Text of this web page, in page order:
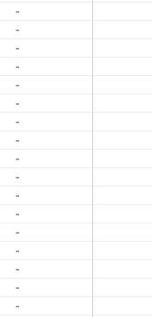
-
-
-
-
-
-
-
-
-
-
-
-
-
-
-
-
-